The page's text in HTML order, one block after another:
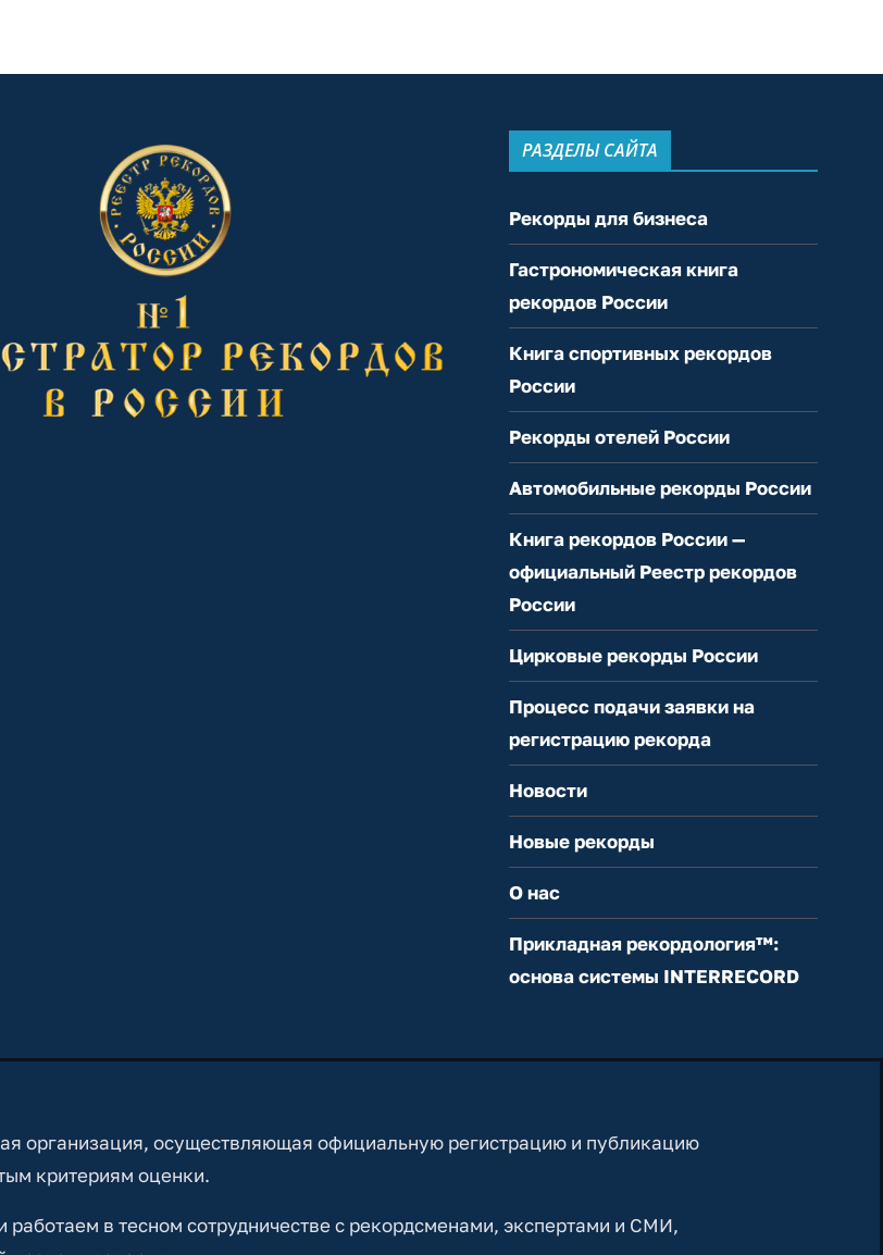
РАЗДЕЛЫ САЙТА
Рекорды для бизнеса
Гастрономическая книга
рекордов России
Книга спортивных рекордов
России
Рекорды отелей России
Автомобильные рекорды России
Книга рекордов России —
официальный Реестр рекордов
России
Цирковые рекорды России
Процесс подачи заявки на
регистрацию рекорда
Новости
Новые рекорды
О нас
Прикладная рекордология™:
основа системы INTERRECORD
организация, осуществляющая официальную регистрацию и публикацию
критериям оценки.
в тесном сотрудничестве с рекордсменами, экспертами и СМИ,